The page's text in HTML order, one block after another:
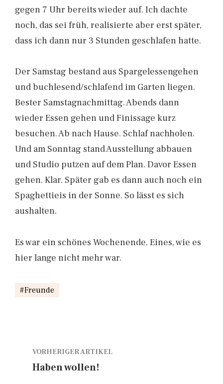
gegen 7 Uhr bereits wieder auf. Ich dachte
noch, das sei früh, realisierte aber erst später,
dass ich dann nur 3 Stunden geschlafen hatte.
Der Samstag bestand aus Spargelessengehen
und buchlesend/schlafend im Garten liegen.
Bester Samstagnachmittag. Abends dann
wieder Essen gehen und Finissage kurz
besuchen. Ab nach Hause. Schlaf nachholen.
Und am Sonntag stand Ausstellung abbauen
und Studio putzen auf dem Plan. Davor Essen
gehen. Klar. Später gab es dann auch noch ein
Spaghettieis in der Sonne. So lässt es sich
aushalten.
Es war ein schönes Wochenende. Eines, wie es
hier lange nicht mehr war.
Freunde
VORHERIGER ARTIKEL
Haben wollen!